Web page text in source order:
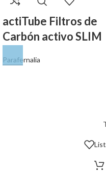
actiTube Filtros de
Carbón activo SLIM
Parafernalia